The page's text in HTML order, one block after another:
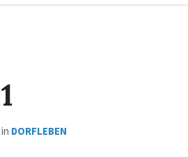
in DORFLEBEN